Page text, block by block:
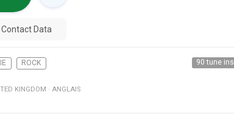
Contact Data
ROCK 90 tune ins
KINGDOM · ANGLAIS